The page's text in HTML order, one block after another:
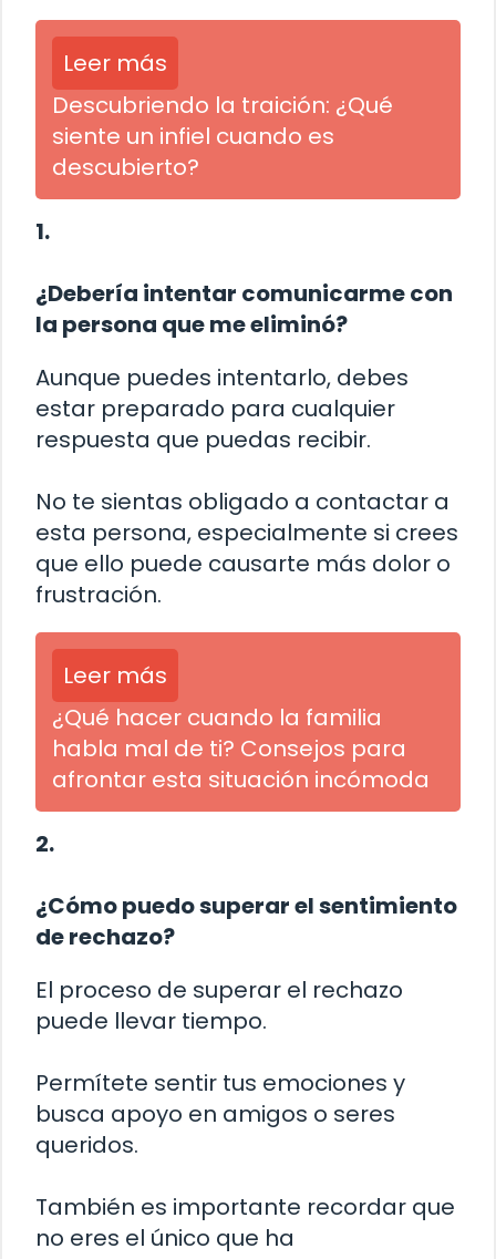
Leer más
Descubriendo la traición: ¿Qué
siente un infiel cuando es
descubierto?
1.
¿Debería intentar comunicarme con
la persona que me eliminó?
Aunque puedes intentarlo, debes
estar preparado para cualquier
respuesta que puedas recibir.
No te sientas obligado a contactar a
esta persona, especialmente si crees
que ello puede causarte más dolor o
frustración.
Leer más
¿Qué hacer cuando la familia
habla mal de ti? Consejos para
afrontar esta situación incómoda
2.
¿Cómo puedo superar el sentimiento
de rechazo?
El proceso de superar el rechazo
puede llevar tiempo.
Permítete sentir tus emociones y
busca apoyo en amigos o seres
queridos.
También es importante recordar que
no eres el único que ha